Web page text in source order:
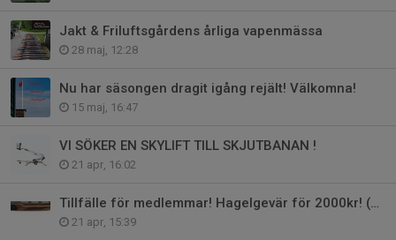
Jakt & Friluftsgårdens årliga vapenmässa
28 maj, 12:28
Nu har säsongen dragit igång rejält! Välkomna!
15 maj, 16:47
VI SÖKER EN SKYLIFT TILL SKJUTBANAN !
21 apr, 16:02
Tillfälle för medlemmar! Hagelgevär för 2000kr! (BORTLOVADE)
21 apr, 15:39